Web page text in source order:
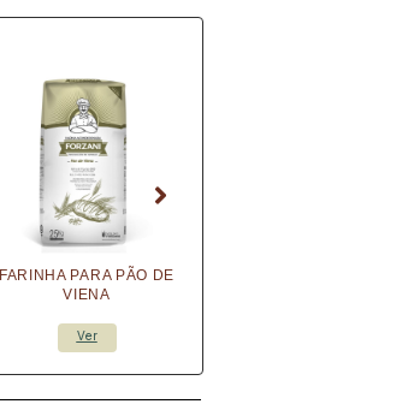
FARINHA PARA PÃO DE
VIENA
Ver